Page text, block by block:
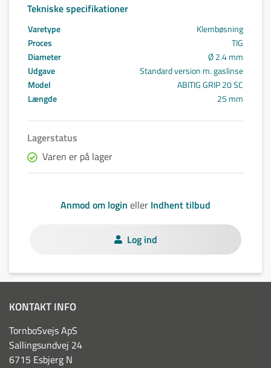
Tekniske specifikationer
Varetype
Klembøsning
Proces
TIG
Diameter
Ø 2.4 mm
Udgave
Standard version m. gaslinse
Model
ABITIG GRIP 20 SC
Længde
25 mm
Lagerstatus
Varen er på lager
Anmod om login eller Indhent tilbud
Log ind
KONTAKT INFO
TornboSvejs ApS
Sallingsundvej 24
6715 Esbjerg N